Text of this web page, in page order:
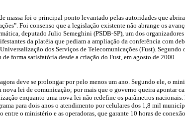
massa foi o principal ponto levantado pelas autoridades que
Foi consenso que a legislação existente não abrange os
deputado Julio Semeghini (PSDB-SP), um dos
da platéia que pediam a ampliação da conferência com
dos Serviços de Telecomunicações (Fust).
forma satisfatória desde a criação do Fust, em agosto de 2000.
deve se prolongar por pelo menos um ano. Segundo ele, o
lei de comunicação; por mais que o governo queira apontar
enquanto uma nova lei não redefine os parâmetros
para dois anos o atendimento por celulares dos 1,8 mil
o ministério e as operadoras, que garante 10 horas de